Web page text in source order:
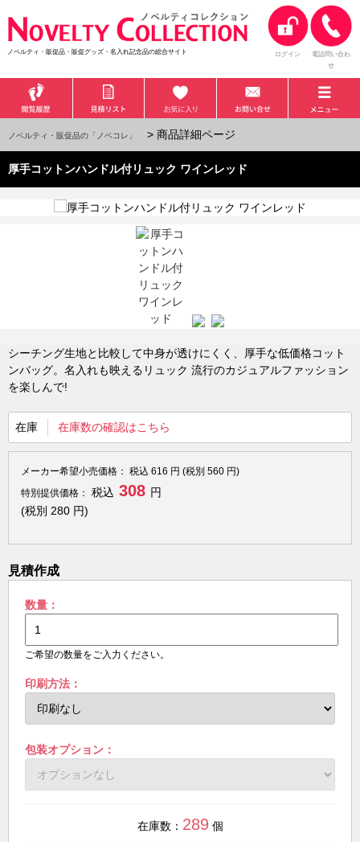
ノベルティ・販促品・販促グッズ・名入れ記念品の総合サイト ログイン
電話問い合わ
せ
ノベルティ・販促品の「ノベコレ」 > 商品詳細ページ
厚手コットンハンドル付リュック ワインレッド
シーチング生地と比較して中身が透けにくく、厚手な低価格コット
ンバッグ。名入れも映えるリュック 流行のカジュアルファッション
を楽しんで!
在庫 在庫数の確認はこちら
メーカー希望小売価格： 税込 616 円 (税別 560 円)
特別提供価格：
税込 308 円
(税別 280 円)
見積作成
数量：
ご希望の数量をご入力ください。
印刷方法：
包装オプション：
在庫数： 289個